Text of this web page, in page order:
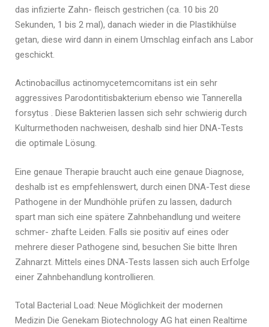
das infizierte Zahn- fleisch gestrichen (ca. 10 bis 20
Sekunden, 1 bis 2 mal), danach wieder in die Plastikhülse
getan, diese wird dann in einem Umschlag einfach ans Labor
geschickt.
Actinobacillus actinomycetemcomitans ist ein sehr
aggressives Parodontitisbakterium ebenso wie Tannerella
forsytus . Diese Bakterien lassen sich sehr schwierig durch
Kulturmethoden nachweisen, deshalb sind hier DNA-Tests
die optimale Lösung.
Eine genaue Therapie braucht auch eine genaue Diagnose,
deshalb ist es empfehlenswert, durch einen DNA-Test diese
Pathogene in der Mundhöhle prüfen zu lassen, dadurch
spart man sich eine spätere Zahnbehandlung und weitere
schmer- zhafte Leiden. Falls sie positiv auf eines oder
mehrere dieser Pathogene sind, besuchen Sie bitte Ihren
Zahnarzt. Mittels eines DNA-Tests lassen sich auch Erfolge
einer Zahnbehandlung kontrollieren.
Total Bacterial Load: Neue Möglichkeit der modernen
Medizin Die Genekam Biotechnology AG hat einen Realtime